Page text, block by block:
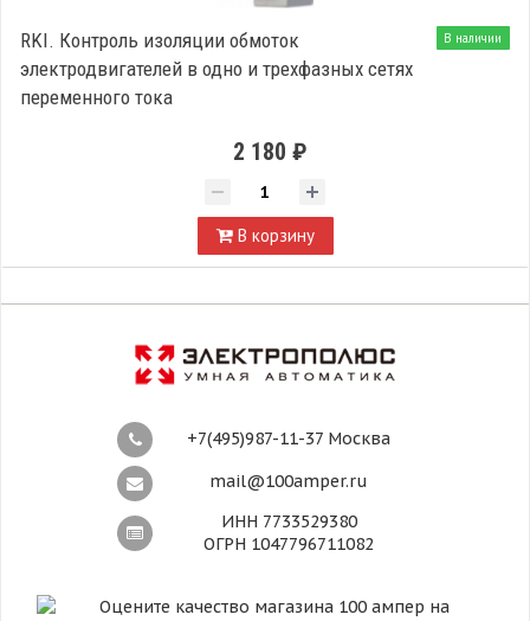
В наличии
RKI. Контроль изоляции обмоток
электродвигателей в одно и трехфазных сетях
переменного тока
2 180 ₽
В корзину
+7(495)987-11-37 Москва
mail@100amper.ru
ИНН 7733529380
ОГРН 1047796711082